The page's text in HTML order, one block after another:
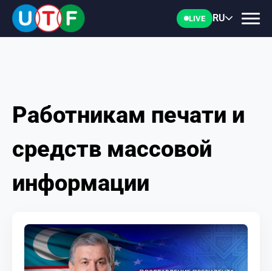
LIVE RU
ГЛАВНАЯ
ФТУ
НОВОСТИ
ПЕРСОНАЛИИ
Работникам печати и
средств массовой
информации